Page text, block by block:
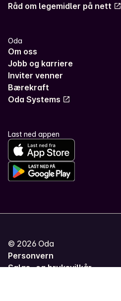
Råd om legemidler på nett
Oda
Om oss
Jobb og karriere
Inviter venner
Bærekraft
Oda Systems
Last ned appen
© 2026 Oda
Personvern
Salgs- og bruksvilkår